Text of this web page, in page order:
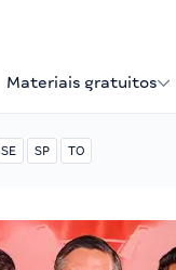
Materiais gratuitos
SE SP TO